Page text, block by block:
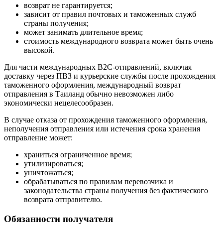
возврат не гарантируется;
зависит от правил почтовых и таможенных служб
страны получения;
может занимать длительное время;
стоимость международного возврата может быть очень
высокой.
Для части международных B2C-отправлений, включая
доставку через ПВЗ и курьерские службы после прохождения
таможенного оформления, международный возврат
отправления в Таиланд обычно невозможен либо
экономически нецелесообразен.
В случае отказа от прохождения таможенного оформления,
неполучения отправления или истечения срока хранения
отправление может:
храниться ограниченное время;
утилизироваться;
уничтожаться;
обрабатываться по правилам перевозчика и
законодательства страны получения без фактического
возврата отправителю.
Обязанности получателя